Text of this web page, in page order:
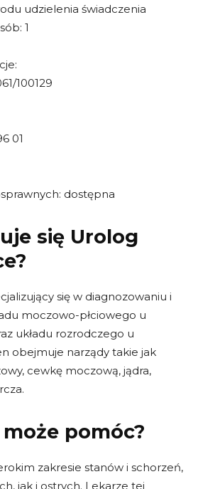
udzielenia świadczenia
1
100129
01
dostępna
się Urolog
się w diagnozowaniu i
moczowo-płciowego u
układu rozrodczego u
obejmuje narządy takie jak
cewkę moczową, jądra,
pomóc?
zakresie stanów i schorzeń,
jak i ostrych. Lekarze tej